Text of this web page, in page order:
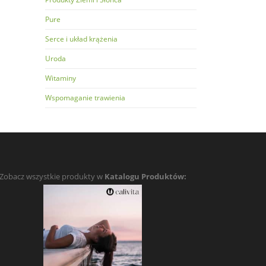
Pure
Serce i układ krążenia
Uroda
Witaminy
Wspomaganie trawienia
wszystkie produkty w Katalogu Produktów: